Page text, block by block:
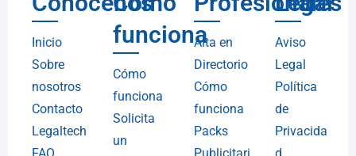
Inicio
Sobre
nosotros
Contacto
Legaltech
funciona
Cómo
funciona
Solicita
un
Alta en
Directorio
Cómo
funciona
Packs
Aviso
Legal
Política
de
Privacida